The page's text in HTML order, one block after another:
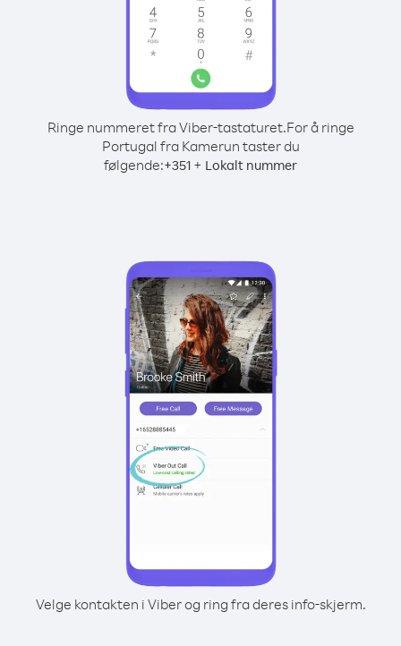
Ringe nummeret fra Viber-tastaturet.For å ringe
Portugal fra Kamerun taster du
følgende:+351 + Lokalt nummer
Velge kontakten i Viber og ring fra deres info-skjerm.